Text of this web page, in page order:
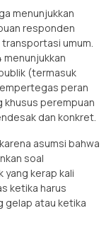
menunjukkan
responden
umum.
menunjukkan
(termasuk
peran
perempuan
dan konkret.
asumsi bahwa
soal
yang kerap kali
ketika harus
gelap atau ketika